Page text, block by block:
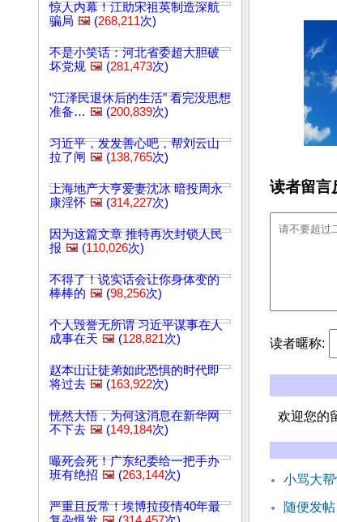
惊人内幕！江助宋祖英制造深航
骗局 🖼️ (268,211次)
不是小笑话：河北省委超大胆破
坏党规 🖼️ (281,473次)
"江泽民退休后的生活" 看完没思想
准备… 🖼️ (200,839次)
习近平，发发善心吧，帮刘云山
拉了闸 🖼️ (138,765次)
上海地产大亨爱妻沈冰 暗投周永
康淫怀 🖼️ (314,227次)
因为这篇文章 推特再次封锁人民
报 🖼️ (110,026次)
不得了！说实话会让你身体变的
棒棒的 🖼️ (98,256次)
个人毁誉无所谓 习近平谋事在人
成事在天 🖼️ (128,821次)
赵本山让徒弟如此恐惧的时代即
将过去 🖼️ (163,922次)
恍然大悟，为何这消息在新华网
不下去 🖼️ (149,184次)
嘬死会死！广东纪委给一把手办
班有绝招 🖼️ (263,144次)
严重且反常！埃博拉疫情40年最
读者留言
读者暱称:
欢迎您的
小骂大
随便发